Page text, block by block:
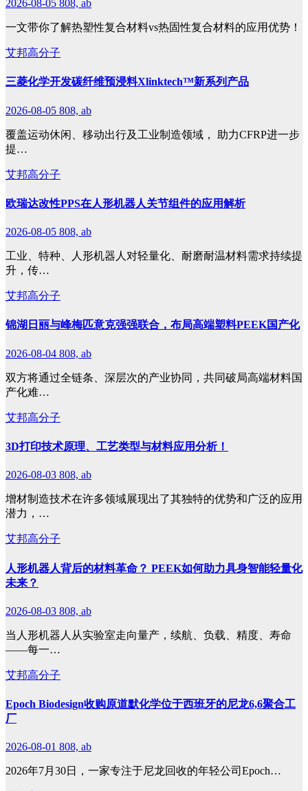
2026-08-05 808, ab
一文带你了解热塑性复合材料vs热固性复合材料的应用优势！
艾邦高分子
三菱化学开发碳纤维预浸料Xlinktech™新系列产品
2026-08-05 808, ab
覆盖运动休闲、移动出行及工业制造领域， 助力CFRP进一步
提…
艾邦高分子
欧瑞达改性PPS在人形机器人关节组件的应用解析
2026-08-05 808, ab
工业、特种、人形机器人对轻量化、耐磨耐温材料需求持续提
升，传…
艾邦高分子
锦湖日丽与峰梅匹意克强强联合，布局高端塑料PEEK国产化
2026-08-04 808, ab
双方将通过全链条、深层次的产业协同，共同破局高端材料国
产化难…
艾邦高分子
3D打印技术原理、工艺类型与材料应用分析！
2026-08-03 808, ab
增材制造技术在许多领域展现出了其独特的优势和广泛的应用
潜力，…
艾邦高分子
人形机器人背后的材料革命？ PEEK如何助力具身智能轻量化
未来？
2026-08-03 808, ab
当人形机器人从实验室走向量产，续航、负载、精度、寿命
——每一…
艾邦高分子
Epoch Biodesign收购原道默化学位于西班牙的尼龙6,6聚合工
厂
2026-08-01 808, ab
2026年7月30日，一家专注于尼龙回收的年轻公司Epoch…